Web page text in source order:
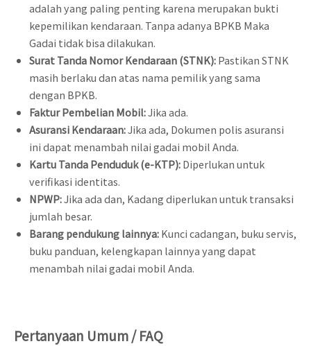
adalah yang paling penting karena merupakan bukti
kepemilikan kendaraan. Tanpa adanya BPKB Maka
Gadai tidak bisa dilakukan.
Surat Tanda Nomor Kendaraan (STNK):Pastikan STNK
masih berlaku dan atas nama pemilik yang sama
dengan BPKB.
Faktur Pembelian Mobil:Jika ada.
Asuransi Kendaraan:Jika ada, Dokumen polis asuransi
ini dapat menambah nilai gadai mobil Anda.
Kartu Tanda Penduduk (e-KTP):Diperlukan untuk
verifikasi identitas.
NPWP:Jika ada dan, Kadang diperlukan untuk transaksi
jumlah besar.
Barang pendukung lainnya:Kunci cadangan, buku servis,
buku panduan, kelengkapan lainnya yang dapat
menambah nilai gadai mobil Anda.
Pertanyaan Umum / FAQ